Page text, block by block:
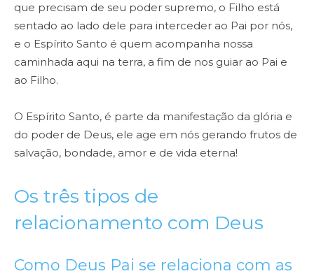
que precisam de seu poder supremo, o Filho está
sentado ao lado dele para interceder ao Pai por nós,
e o Espírito Santo é quem acompanha nossa
caminhada aqui na terra, a fim de nos guiar ao Pai e
ao Filho.
O Espírito Santo, é parte da manifestação da glória e
do poder de Deus, ele age em nós gerando frutos de
salvação, bondade, amor e de vida eterna!
Os três tipos de
relacionamento com Deus
Como Deus Pai se relaciona com as